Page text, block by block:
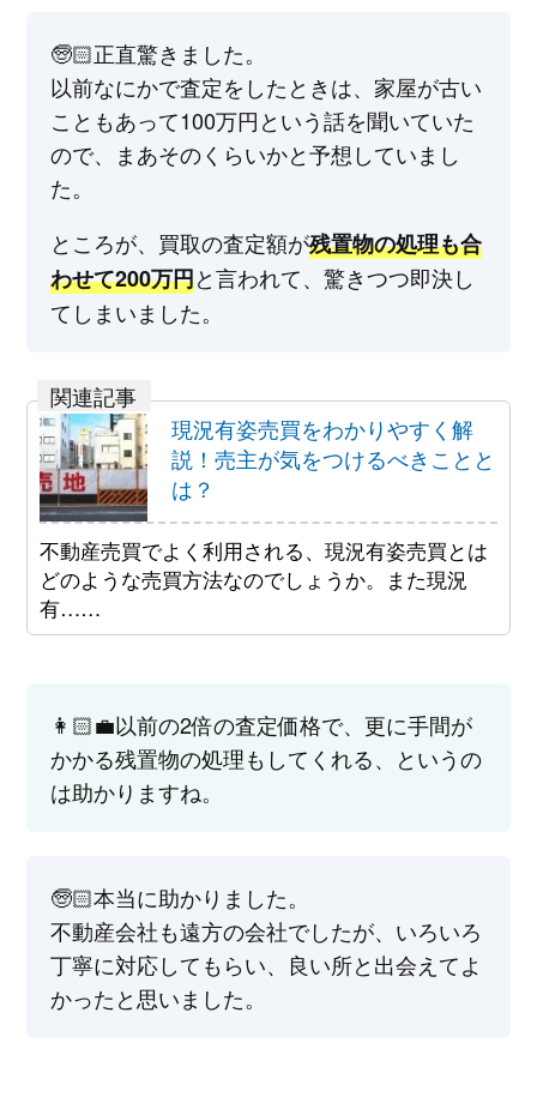
🧓🏻正直驚きました。
以前なにかで査定をしたときは、家屋が古い
こともあって100万円という話を聞いていた
ので、まあそのくらいかと予想していまし
た。
ところが、買取の査定額が残置物の処理も合
わせて200万円と言われて、驚きつつ即決し
てしまいました。
現況有姿売買をわかりやすく解
説！売主が気をつけるべきことと
は？
不動産売買でよく利用される、現況有姿売買とは
どのような売買方法なのでしょうか。また現況
有……
👩🏻‍💼以前の2倍の査定価格で、更に手間が
かかる残置物の処理もしてくれる、というの
は助かりますね。
🧓🏻本当に助かりました。
不動産会社も遠方の会社でしたが、いろいろ
丁寧に対応してもらい、良い所と出会えてよ
かったと思いました。